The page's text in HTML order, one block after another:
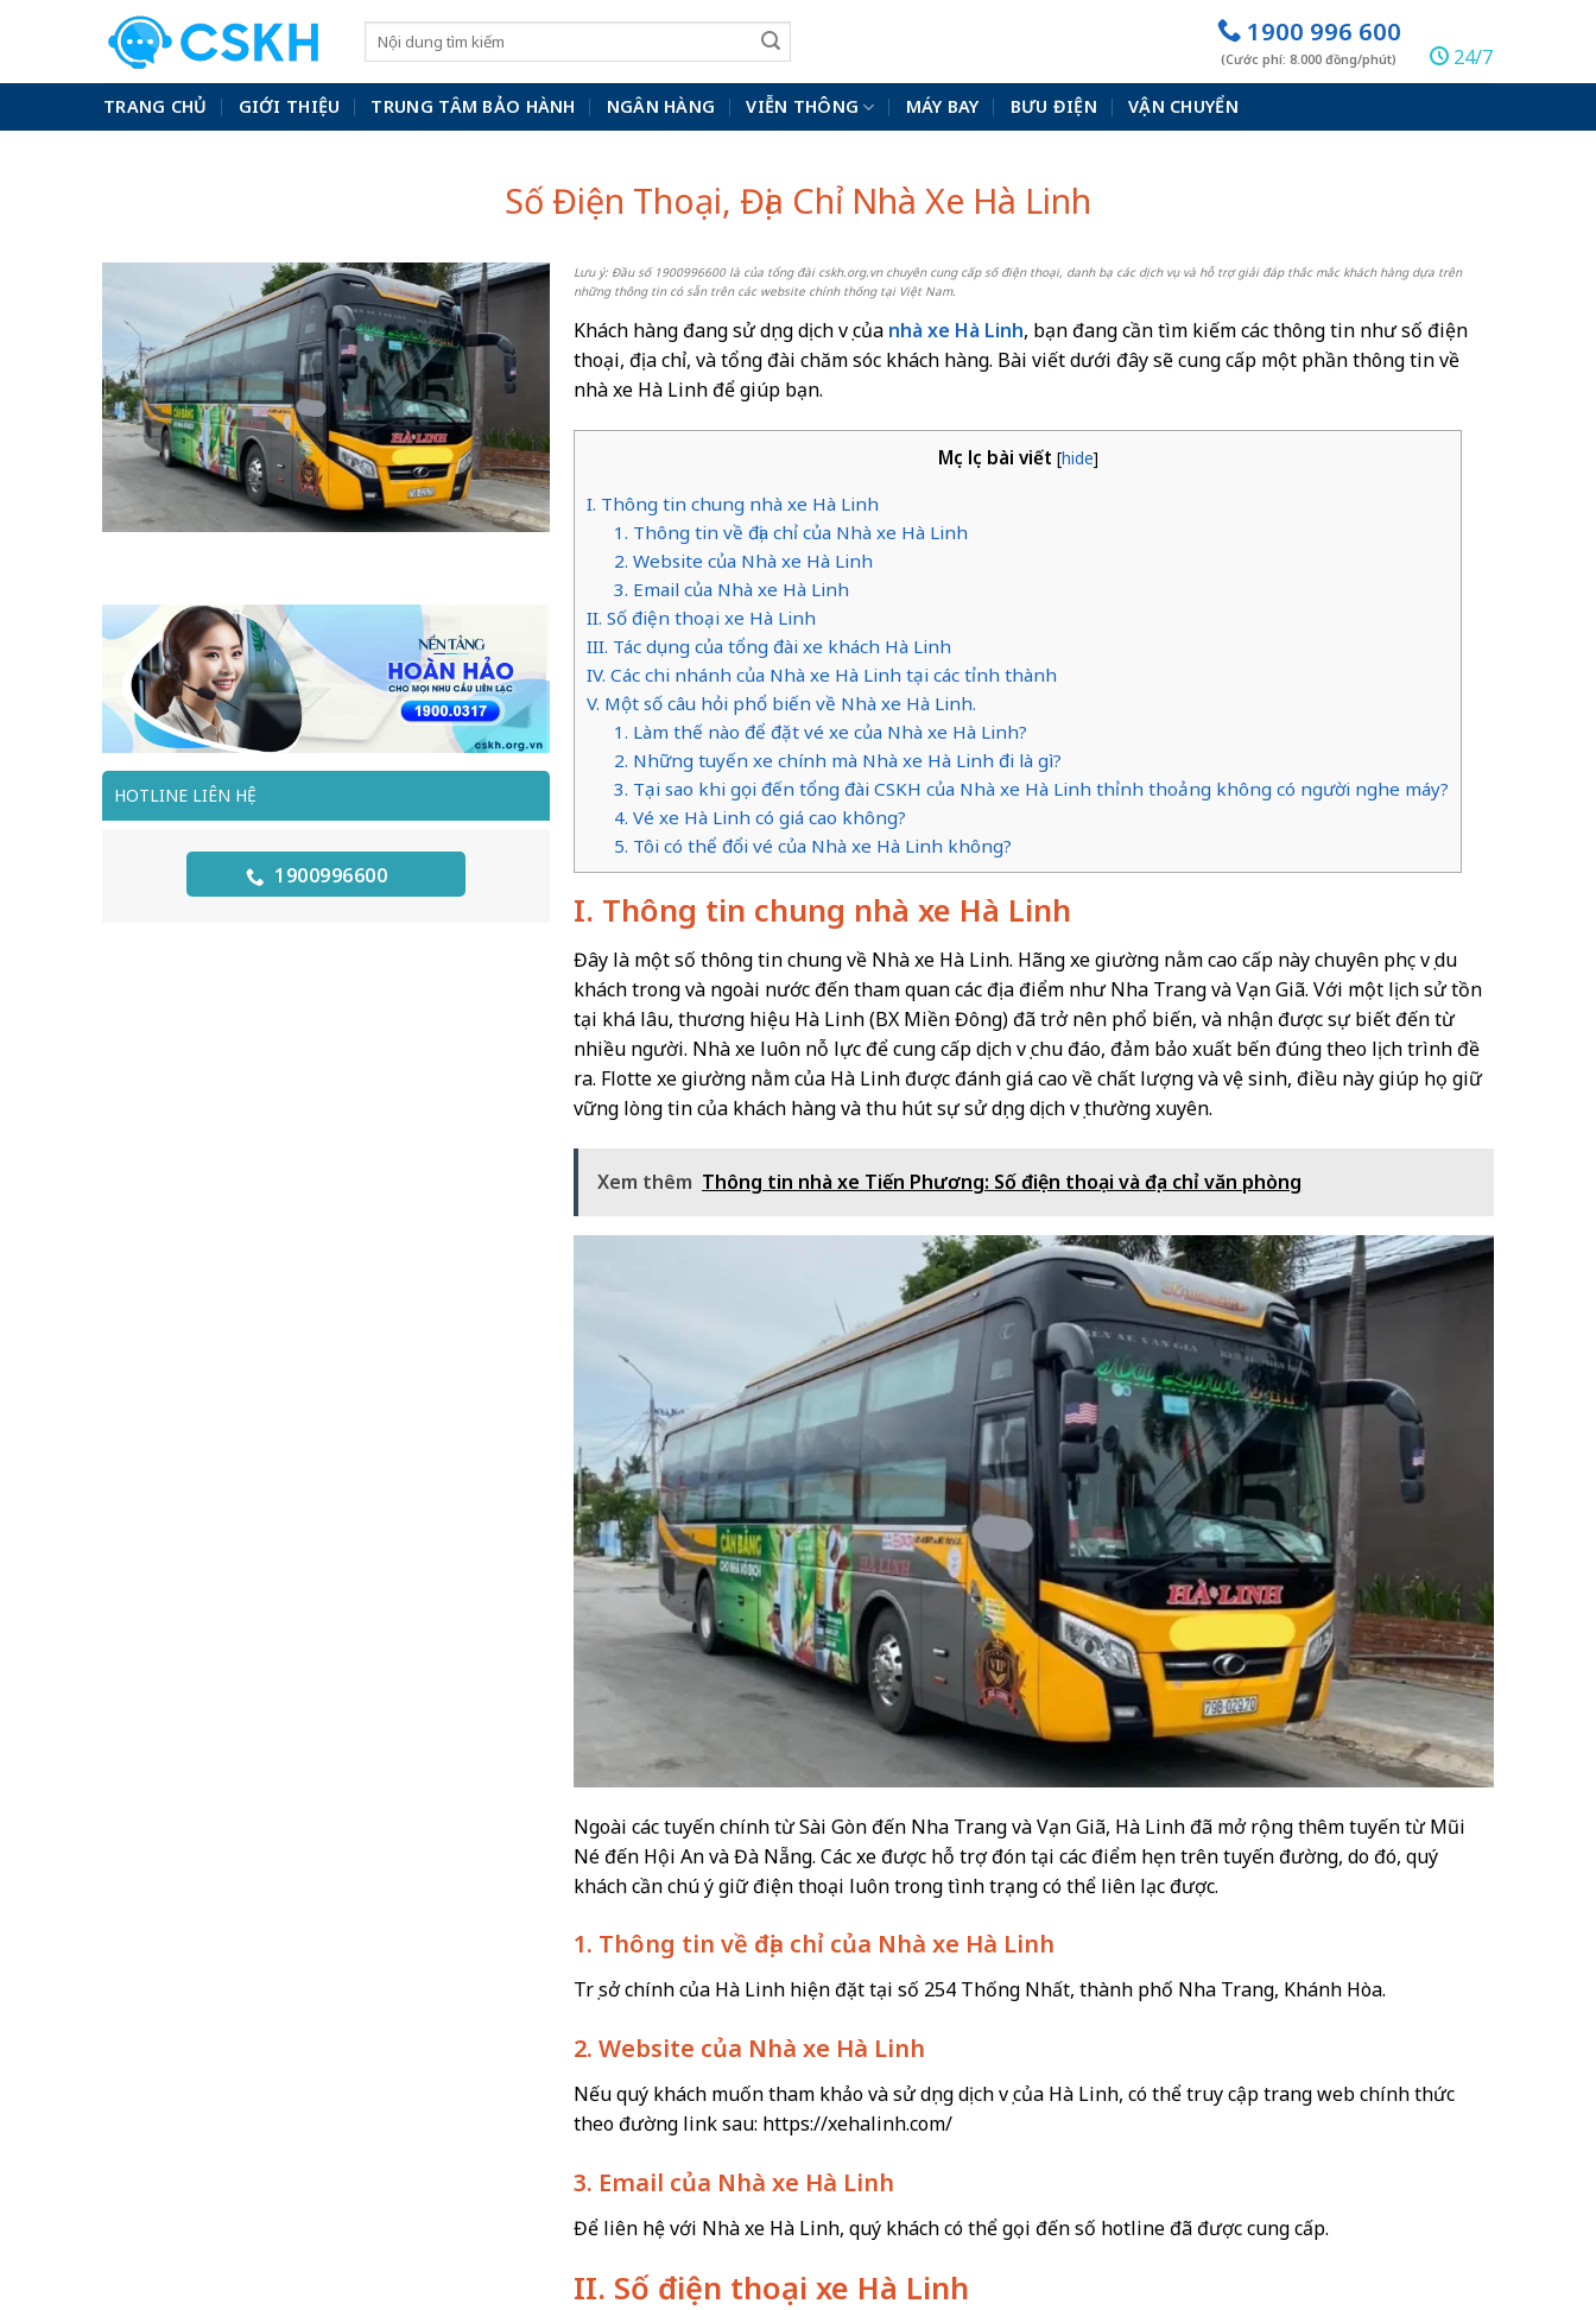
1900 996 600
(Cước phí: 8.000 đồng/phút) 24/7
TRANG CHỦ GIỚI THIỆU TRUNG TÂM BẢO HÀNH NGÂN HÀNG VIỄN THÔNG MÁY BAY BƯU ĐIỆN VẬN CHUYỂN
Số Điện Thoại, Địa Chỉ Nhà Xe Hà Linh
HOTLINE LIÊN HỆ
1900996600
Lưu ý: Đầu số 1900996600 là của tổng đài cskh.org.vn chuyên cung cấp số điện thoại, danh bạ các dịch vụ và hỗ trợ giải đáp thắc mắc khách hàng dựa trên
những thông tin có sẵn trên các website chính thống tại Việt Nam.
Khách hàng đang sử dụng dịch vụ của nhà xe Hà Linh, bạn đang cần tìm kiếm các thông tin như số điện
thoại, địa chỉ, và tổng đài chăm sóc khách hàng. Bài viết dưới đây sẽ cung cấp một phần thông tin về
nhà xe Hà Linh để giúp bạn.
Mục lục bài viết [hide]
I. Thông tin chung nhà xe Hà Linh
1. Thông tin về địa chỉ của Nhà xe Hà Linh
2. Website của Nhà xe Hà Linh
3. Email của Nhà xe Hà Linh
II. Số điện thoại xe Hà Linh
III. Tác dụng của tổng đài xe khách Hà Linh
IV. Các chi nhánh của Nhà xe Hà Linh tại các tỉnh thành
V. Một số câu hỏi phổ biến về Nhà xe Hà Linh.
1. Làm thế nào để đặt vé xe của Nhà xe Hà Linh?
2. Những tuyến xe chính mà Nhà xe Hà Linh đi là gì?
3. Tại sao khi gọi đến tổng đài CSKH của Nhà xe Hà Linh thỉnh thoảng không có người nghe máy?
4. Vé xe Hà Linh có giá cao không?
5. Tôi có thể đổi vé của Nhà xe Hà Linh không?
I. Thông tin chung nhà xe Hà Linh
Đây là một số thông tin chung về Nhà xe Hà Linh. Hãng xe giường nằm cao cấp này chuyên phục vụ du
khách trong và ngoài nước đến tham quan các địa điểm như Nha Trang và Vạn Giã. Với một lịch sử tồn
tại khá lâu, thương hiệu Hà Linh (BX Miền Đông) đã trở nên phổ biến, và nhận được sự biết đến từ
nhiều người. Nhà xe luôn nỗ lực để cung cấp dịch vụ chu đáo, đảm bảo xuất bến đúng theo lịch trình đề
ra. Flotte xe giường nằm của Hà Linh được đánh giá cao về chất lượng và vệ sinh, điều này giúp họ giữ
vững lòng tin của khách hàng và thu hút sự sử dụng dịch vụ thường xuyên.
Xem thêm Thông tin nhà xe Tiến Phương: Số điện thoại và địa chỉ văn phòng
Ngoài các tuyến chính từ Sài Gòn đến Nha Trang và Vạn Giã, Hà Linh đã mở rộng thêm tuyến từ Mũi
Né đến Hội An và Đà Nẵng. Các xe được hỗ trợ đón tại các điểm hẹn trên tuyến đường, do đó, quý
khách cần chú ý giữ điện thoại luôn trong tình trạng có thể liên lạc được.
1. Thông tin về địa chỉ của Nhà xe Hà Linh
Trụ sở chính của Hà Linh hiện đặt tại số 254 Thống Nhất, thành phố Nha Trang, Khánh Hòa.
2. Website của Nhà xe Hà Linh
Nếu quý khách muốn tham khảo và sử dụng dịch vụ của Hà Linh, có thể truy cập trang web chính thức
theo đường link sau: https://xehalinh.com/
3. Email của Nhà xe Hà Linh
Để liên hệ với Nhà xe Hà Linh, quý khách có thể gọi đến số hotline đã được cung cấp.
II. Số điện thoại xe Hà Linh